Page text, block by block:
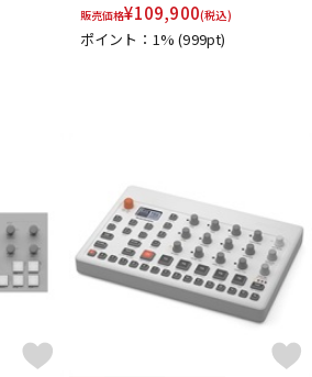
販売価格¥109,900(税込)
ポイント：1%(999pt)